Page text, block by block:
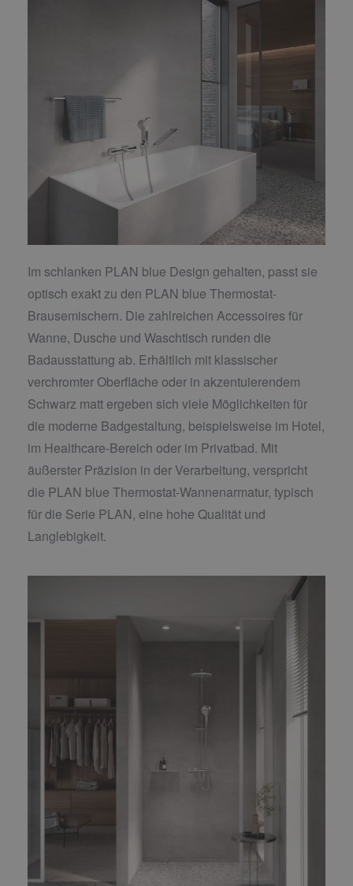
Im schlanken PLAN blue Design gehalten, passt sie
optisch exakt zu den PLAN blue Thermostat-
Brausemischern. Die zahlreichen Accessoires für
Wanne, Dusche und Waschtisch runden die
Badausstattung ab. Erhältlich mit klassischer
verchromter Oberfläche oder in akzentuierendem
Schwarz matt ergeben sich viele Möglichkeiten für
die moderne Badgestaltung, beispielsweise im Hotel,
im Healthcare-Bereich oder im Privatbad. Mit
äußerster Präzision in der Verarbeitung, verspricht
die PLAN blue Thermostat-Wannenarmatur, typisch
für die Serie PLAN, eine hohe Qualität und
Langlebigkeit.